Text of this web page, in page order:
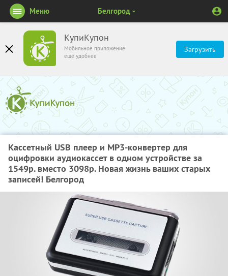
КупиКупон
Мобильное приложение
ещё удобнее
Загрузить
Меню Белгород
Кассетный USB плеер и МР3-конвертер для
оцифровки аудиокассет в одном устройстве за
1549р. вместо 3098р. Новая жизнь ваших старых
записей! Белгород